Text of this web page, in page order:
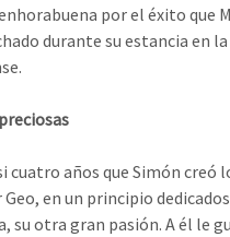
por el éxito que
durante su estancia en
cuatro años que Simón creó
en un principio
su otra gran pasión. A él le